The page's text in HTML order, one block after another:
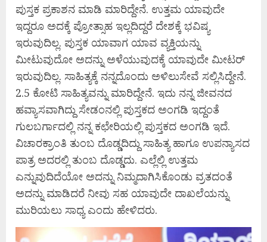
ಪುಸ್ತಕ ಪ್ರಕಾಶನ ಮಾಡಿ ಮಾರಿದ್ದೇನೆ. ಉತ್ತಮ ಯಾವುದೇ
ಇದ್ದರೂ ಅದಕ್ಕೆ ಪ್ರೋತ್ಸಾಹ ಇಲ್ಲದಿದ್ದರೆ ದೇಶಕ್ಕೆ ಭವಿಷ್ಯ
ಇರುವುದಿಲ್ಲ. ಪುಸ್ತಕ ಯಾವಾಗ ಯಾವ ವ್ಯಕ್ತಿಯನ್ನು
ಮೀಟುವುದೋ ಅದನ್ನು ಅಳೆಯುವುದಕ್ಕೆ ಯಾವುದೇ ಮೀಟರ್‌
ಇರುವುದಿಲ್ಲ. ಸಾಹಿತ್ಯಕ್ಕೆ ನನ್ನದೊಂದು ಅಳಿಲುಸೇವೆ ಸಲ್ಲಿಸಿದ್ದೇನೆ.
2.5 ಕೋಟಿ ಸಾಹಿತ್ಯವನ್ನು ಮಾರಿದ್ದೇನೆ. ಇದು ನನ್ನ ಜೀವನದ
ಹವ್ಯಾಸವಾಗಿದ್ದು ಸೇಡಂನಲ್ಲಿ ಪುಸ್ತಕದ ಅಂಗಡಿ ಇದ್ದಂತೆ
ಗುಲಬರ್ಗಾದಲ್ಲಿ ನನ್ನ ಕಛೇರಿಯಲ್ಲಿ ಪುಸ್ತಕದ ಅಂಗಡಿ ಇದೆ.
ವಿಚಾರಕ್ರಾಂತಿ ತುಂಬ ದೊಡ್ಡದಿದ್ದು ಸಾಹಿತ್ಯ ಹಾಗೂ ಉಪನ್ಯಾಸದ
ಪಾತ್ರ ಅದರಲ್ಲಿ ತುಂಬ ದೊಡ್ಡದು. ಎಲ್ಲೆಲ್ಲಿ ಉತ್ತಮ
ಎನ್ನುವುದಿದೆಯೋ ಅದನ್ನು ನಿಮ್ಮದಾಗಿಸಿಕೊಂಡು ವ್ರತದಂತೆ
ಅದನ್ನು ಮಾಡಿದರೆ ನೀವು ಸಹ ಯಾವುದೇ ದಾಖಲೆಯನ್ನು
ಮುರಿಯಲು ಸಾಧ್ಯ ಎಂದು ಹೇಳಿದರು.